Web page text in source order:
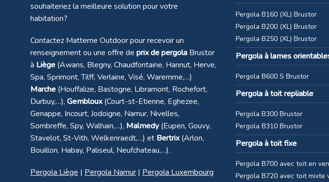
souhaiteriez la meilleure solution pour votre
habitation?
Contactez Matterne Outdoor pour recevoir un
renseignement ou une offre de prix de pergola Brustor
à Liège (Awans, Blegny, Chaudfontaine, Hannut, Herve,
Spa, Sprimont, Tilff, Verlaine, Visé, Waremme,…)
Marche (Houffalize, Bastogne, Libramont, Rochefort,
Durbuy,…), Gembloux(Court-st-Etienne, Eghezee,
Genappe, Incourt, Jodoigne, Namur, Nivelles,
Sombreffe, Spy, Walhain,…), Malmedy(Eupen, Gouvy,
Stavelot, St-Vith, Welkenraedt,…) et Bertrix(Arlon,
Bouillon, Habay, Paliseul, Neufchateau,…).
Pergola Liège | Pergola Namur | Pergola Luxembourg
Pergola B160 (XL) Brustor
Pergola B200 (XL) Brustor
Pergola B250 (XL) Brustor
Pergola à lames
Pergola B600 S Brustor
Pergola à toit repliable
Pergola B300 Brustor
Pergola B310 Brustor
Pergola à toit fixe
Pergola B700 avec toit en
Pergola B720 avec toit mixte